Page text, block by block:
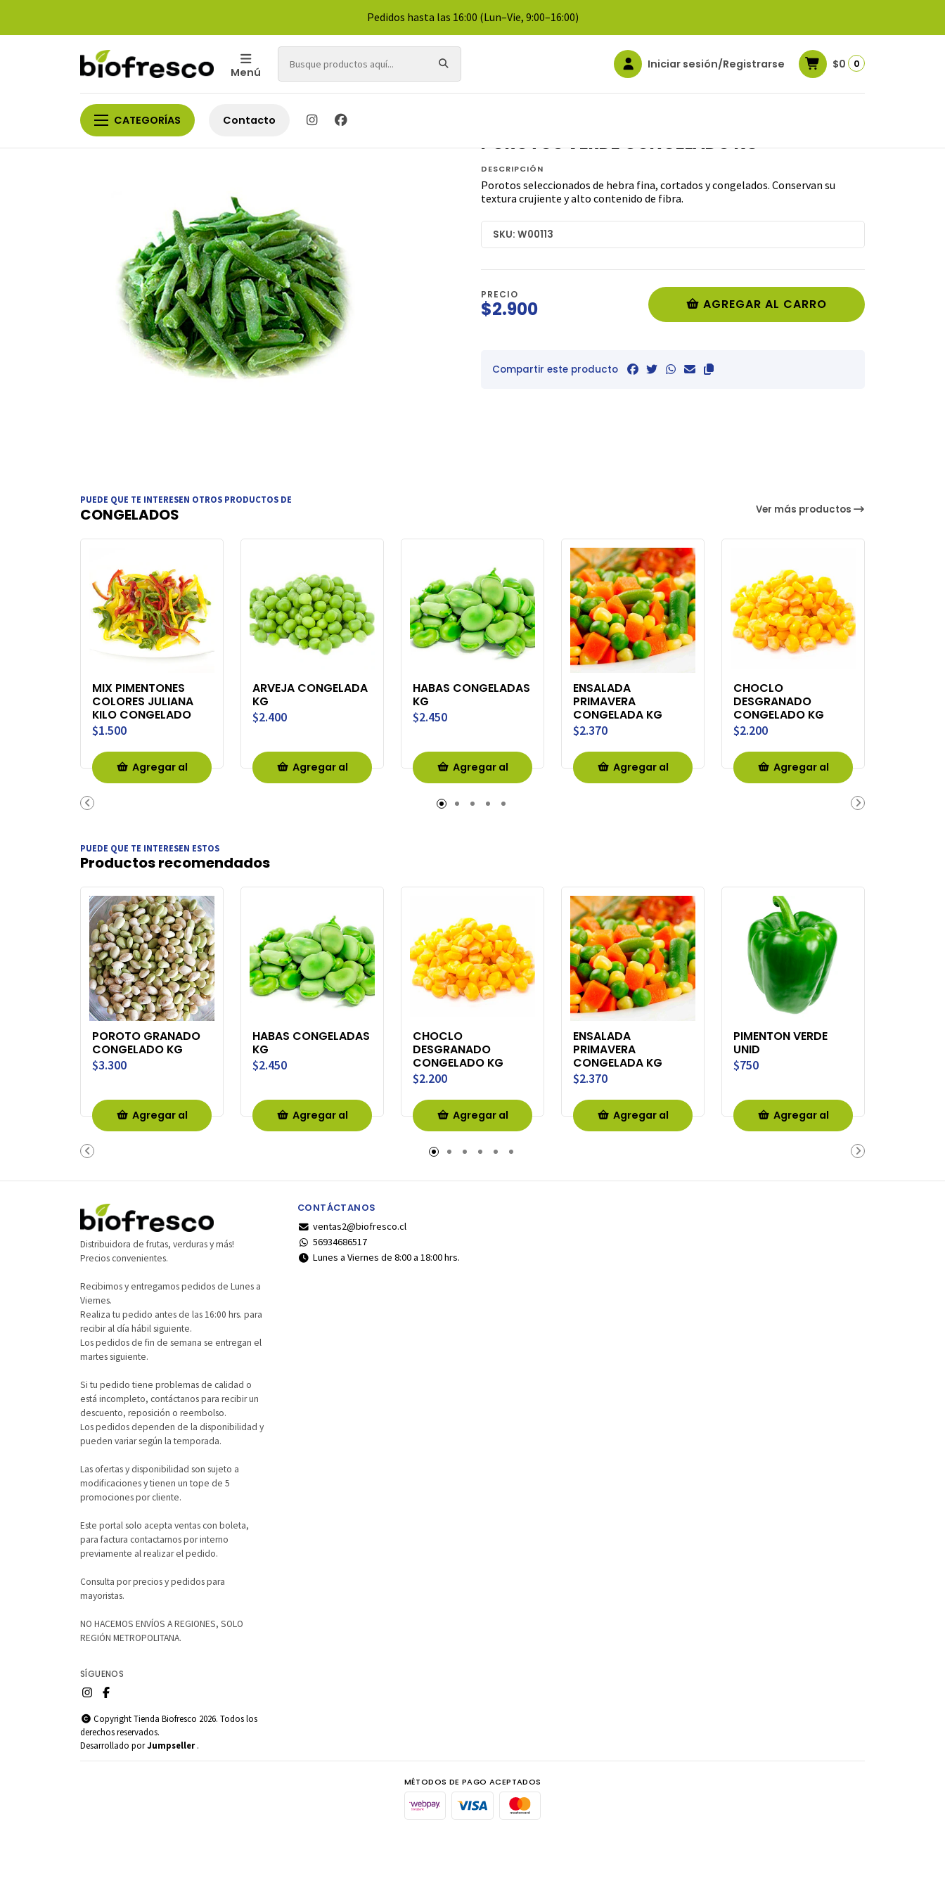
Pedidos hasta las 16:00 (Lun–Vie, 9:00–16:00)
Menú
Iniciar sesión/Registrarse $0 0
CATEGORÍAS Contacto
POROTOS VERDE CONGELADO KG
DESCRIPCIÓN
Porotos seleccionados de hebra fina, cortados y congelados. Conservan su
textura crujiente y alto contenido de fibra.
SKU: W00113
PRECIO
$2.900 AGREGAR AL CARRO
Compartir este producto
PUEDE QUE TE INTERESEN OTROS PRODUCTOS DE
CONGELADOS Ver más productos
MIX PIMENTONES
COLORES JULIANA
KILO CONGELADO
$1.500
Agregar al
ARVEJA CONGELADA
KG
$2.400
Agregar al
HABAS CONGELADAS
KG
$2.450
Agregar al
Carro
ENSALADA
PRIMAVERA
CONGELADA KG
$2.370
Agregar al
CHOCLO
DESGRANADO
CONGELADO KG
$2.200
Agregar al
PUEDE QUE TE INTERESEN ESTOS
Productos recomendados
POROTO GRANADO
CONGELADO KG
$3.300
Agregar al
HABAS CONGELADAS
KG
$2.450
Agregar al
CHOCLO
DESGRANADO
CONGELADO KG
$2.200
Agregar al
Carro
ENSALADA
PRIMAVERA
CONGELADA KG
$2.370
Agregar al
PIMENTON VERDE
UNID
$750
Agregar al
Distribuidora de frutas, verduras y más!
Precios convenientes.
Recibimos y entregamos pedidos de Lunes a
Viernes.
Realiza tu pedido antes de las 16:00 hrs. para
recibir al día hábil siguiente.
Los pedidos de fin de semana se entregan el
martes siguiente.
Si tu pedido tiene problemas de calidad o
está incompleto, contáctanos para recibir un
descuento, reposición o reembolso.
Los pedidos dependen de la disponibilidad y
pueden variar según la temporada.
Las ofertas y disponibilidad son sujeto a
modificaciones y tienen un tope de 5
promociones por cliente.
Este portal solo acepta ventas con boleta,
para factura contactarnos por interno
previamente al realizar el pedido.
Consulta por precios y pedidos para
mayoristas.
NO HACEMOS ENVÍOS A REGIONES, SOLO
REGIÓN METROPOLITANA.
SÍGUENOS
Copyright Tienda Biofresco 2026. Todos los
derechos reservados.
Desarrollado porJumpseller .
CONTÁCTANOS
ventas2@biofresco.cl
56934686517
Lunes a Viernes de 8:00 a 18:00 hrs.
MÉTODOS DE PAGO ACEPTADOS